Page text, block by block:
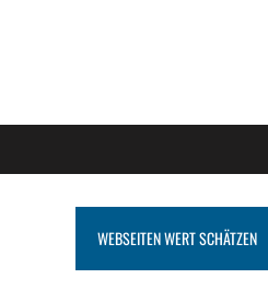
WEBSEITEN WERT SCHÄTZEN